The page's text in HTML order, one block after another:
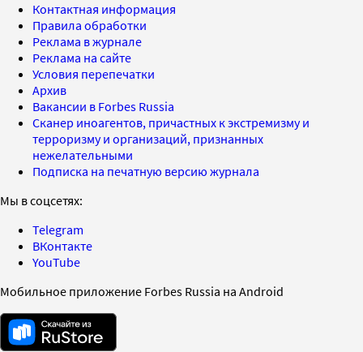
Контактная информация
Правила обработки
Реклама в журнале
Реклама на сайте
Условия перепечатки
Архив
Вакансии в Forbes Russia
Сканер иноагентов, причастных к экстремизму и
терроризму и организаций, признанных
нежелательными
Подписка на печатную версию журнала
Мы в соцсетях:
Telegram
ВКонтакте
YouTube
Мобильное приложение Forbes Russia на Android